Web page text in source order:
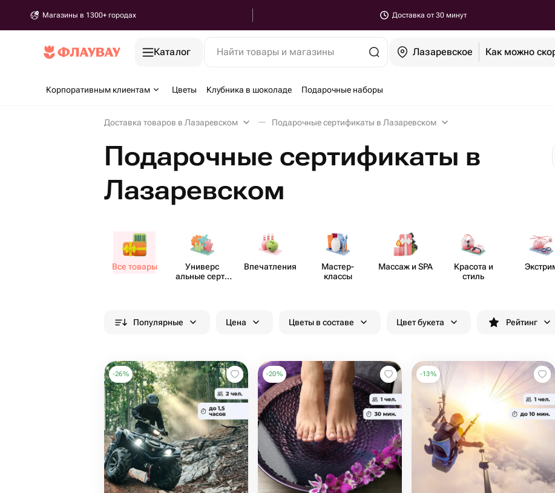
Магазины в 1300+ городах Доставка от 30 минут
Каталог Найти товары и магазины Лазаревское Как можно
Корпоративным клиентам Цветы Клубника в шоколаде Подарочные наборы
Доставка товаров в Лазаревском Подарочные сертификаты в Лазаревском
Подарочные сертификаты в
Лазаревском
Все товары
Универс​
альные серти​
Впеча​тления
Мастер-​
классы
Массаж и SPA
Красота и
стиль
Популярные Цена Цветы в составе Цвет букета Рейтинг
-26% -20% -13%